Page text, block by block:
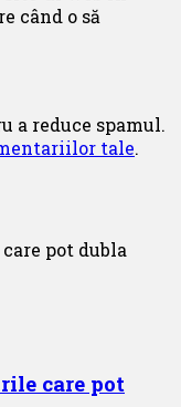
când o să
a reduce spamul.
tale.
care pot